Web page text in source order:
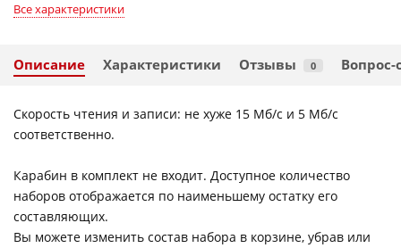
Все характеристики
Описание Характеристики Отзывы 0 Вопрос-
Скорость чтения и записи: не хуже 15 Мб/c и 5 Мб/с
соответственно.
Карабин в комплект не входит. Доступное количество
наборов отображается по наименьшему остатку его
составляющих.
Вы можете изменить состав набора в корзине, убрав или